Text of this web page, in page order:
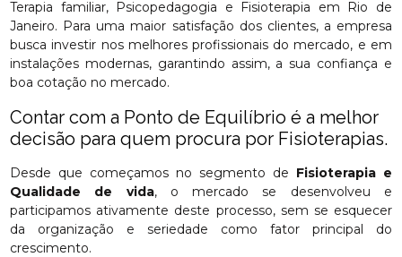
Terapia familiar, Psicopedagogia e Fisioterapia em Rio de
Janeiro. Para uma maior satisfação dos clientes, a empresa
busca investir nos melhores profissionais do mercado, e em
instalações modernas, garantindo assim, a sua confiança e
boa cotação no mercado.
Contar com a Ponto de Equilíbrio é a melhor
decisão para quem procura por Fisioterapias.
Desde que começamos no segmento de Fisioterapia e
Qualidade de vida, o mercado se desenvolveu e
participamos ativamente deste processo, sem se esquecer
da organização e seriedade como fator principal do
crescimento.